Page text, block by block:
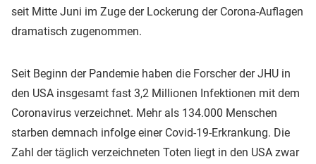
seit Mitte Juni im Zuge der Lockerung der Corona-Auflagen
dramatisch zugenommen.
Seit Beginn der Pandemie haben die Forscher der JHU in
den USA insgesamt fast 3,2 Millionen Infektionen mit dem
Coronavirus verzeichnet. Mehr als 134.000 Menschen
starben demnach infolge einer Covid-19-Erkrankung. Die
Zahl der täglich verzeichneten Toten liegt in den USA zwar